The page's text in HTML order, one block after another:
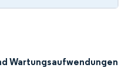
Wartungsaufwendungen